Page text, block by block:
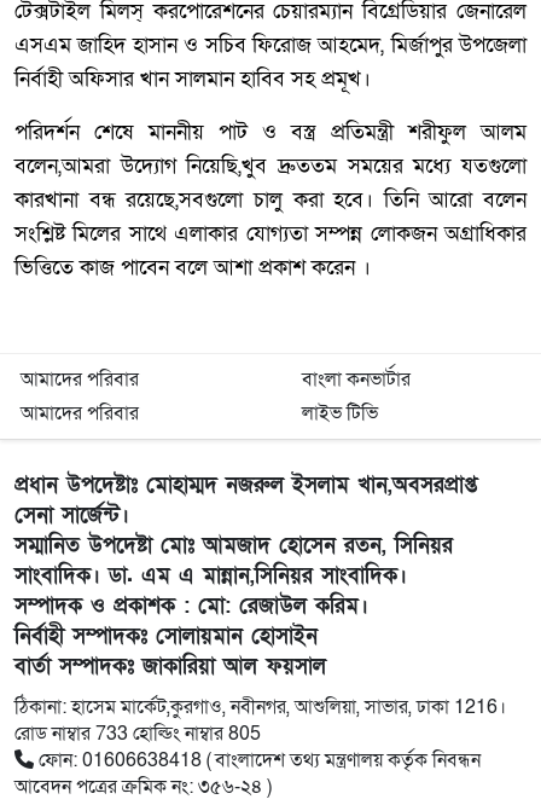
টেক্সটাইল মিলস্ করপোরেশনের চেয়ারম্যান বিগ্রেডিয়ার জেনারেল
এসএম জাহিদ হাসান ও সচিব ফিরোজ আহমেদ, মির্জাপুর উপজেলা
নির্বাহী অফিসার খান সালমান হাবিব সহ প্রমূখ।
পরিদর্শন শেষে মাননীয় পাট ও বস্ত্র প্রতিমন্ত্রী শরীফুল আলম
বলেন,আমরা উদ্যোগ নিয়েছি,খুব দ্রুততম সময়ের মধ্যে যতগুলো
কারখানা বন্ধ রয়েছে,সবগুলো চালু করা হবে। তিনি আরো বলেন
সংশ্লিষ্ট মিলের সাথে এলাকার যোগ্যতা সম্পন্ন লোকজন অগ্রাধিকার
ভিত্তিতে কাজ পাবেন বলে আশা প্রকাশ করেন ।
আমাদের পরিবার
বাংলা কনভার্টার
আমাদের পরিবার
লাইভ টিভি
প্রধান উপদেষ্টাঃ মোহাম্মদ নজরুল ইসলাম খান,অবসরপ্রাপ্ত
সেনা সার্জেন্ট।
সম্মানিত উপদেষ্টা মোঃ আমজাদ হোসেন রতন, সিনিয়র
সাংবাদিক। ডা. এম এ মান্নান,সিনিয়র সাংবাদিক।
সম্পাদক ও প্রকাশক : মো: রেজাউল করিম।
নির্বাহী সম্পাদকঃ সোলায়মান হোসাইন
বার্তা সম্পাদকঃ জাকারিয়া আল ফয়সাল
ঠিকানা: হাসেম মার্কেট,কুরগাও, নবীনগর, আশুলিয়া, সাভার, ঢাকা 1216।
রোড নাম্বার 733 হোল্ডিং নাম্বার 805
ফোন: 01606638418 ( বাংলাদেশ তথ্য মন্ত্রণালয় কর্তৃক নিবন্ধন
আবেদন পত্রের ক্রমিক নং: ৩৫৬-২৪ )